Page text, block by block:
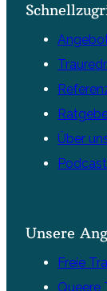
Über
Unsere
Freie
Queere